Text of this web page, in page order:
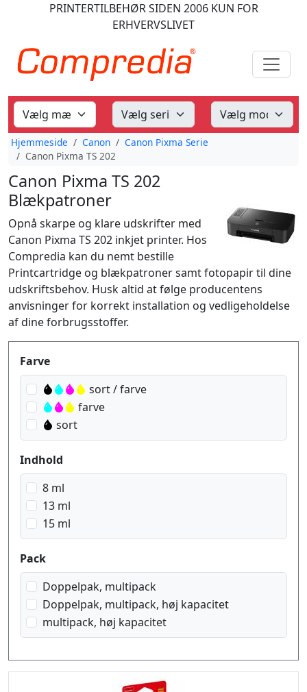
PRINTERTILBEHØRSIDEN 2006KUN FOR
ERHVERVSLIVET
Hjemmeside Canon
Canon Pixma Serie
Canon Pixma TS 202
Canon Pixma TS 202
Blækpatroner
Opnå skarpe og klare udskrifter med
Canon Pixma TS 202 inkjet printer. Hos
Compredia kan du nemt bestille
Printcartridge og blækpatroner samt fotopapir til dine
udskriftsbehov. Husk altid at følge producentens
anvisninger for korrekt installation og vedligeholdelse
af dine forbrugsstoffer.
Produktfilter
Farve
sort / farve
farve
sort
Indhold
8 ml
13 ml
15 ml
Pack
Doppelpak, multipack
Doppelpak, multipack, høj kapacitet
multipack, høj kapacitet